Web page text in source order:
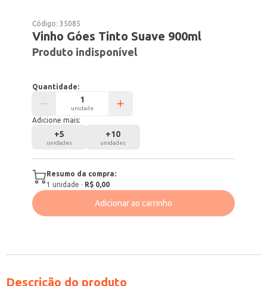
Código:35085
Vinho Góes Tinto Suave 900ml
Produto indisponível
Quantidade:
unidade
Adicione mais:
+5
unidades
+10
unidades
Resumo da compra:
1 unidade · R$ 0,00
Adicionar ao carrinho
Descrição do produto